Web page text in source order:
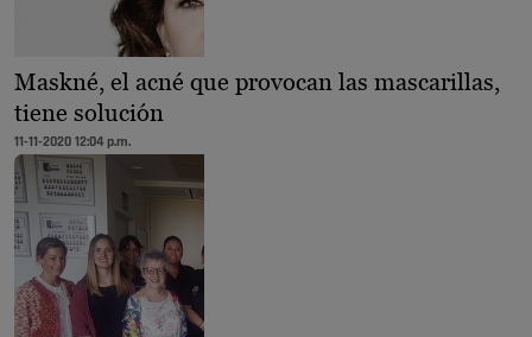
Maskné, el acné que provocan las mascarillas,
tiene solución
11-11-2020 12:04 p.m.